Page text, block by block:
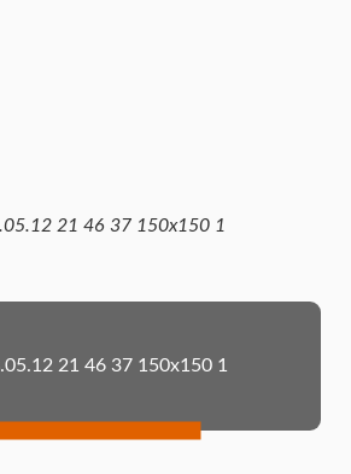
21 46 37 150x150 1
21 46 37 150x150 1